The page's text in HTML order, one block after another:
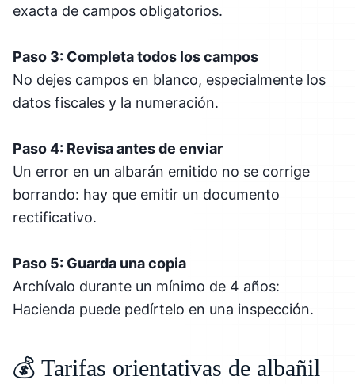
exacta de campos obligatorios.
Paso 3: Completa todos los campos
No dejes campos en blanco, especialmente los
datos fiscales y la numeración.
Paso 4: Revisa antes de enviar
Un error en un albarán emitido no se corrige
borrando: hay que emitir un documento
rectificativo.
Paso 5: Guarda una copia
Archívalo durante un mínimo de 4 años:
Hacienda puede pedírtelo en una inspección.
💰 Tarifas orientativas de albañil